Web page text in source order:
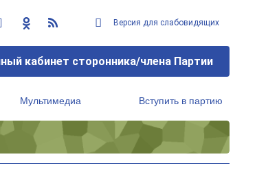
Версия для слабовидящих
кабинет сторонника/члена Партии
Мультимедиа Вступить в партию